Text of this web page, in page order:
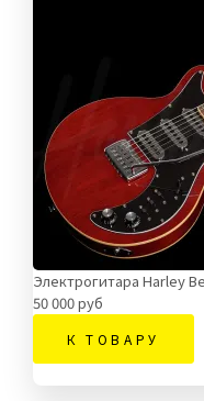
Электрогитара Harley
50 000 руб
К ТОВАРУ